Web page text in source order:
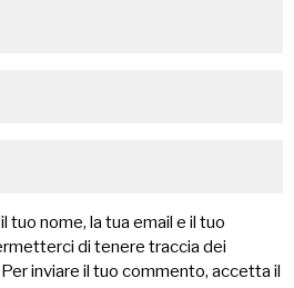
nome, la tua email e il tuo
di tenere traccia dei
inviare il tuo commento, accetta il